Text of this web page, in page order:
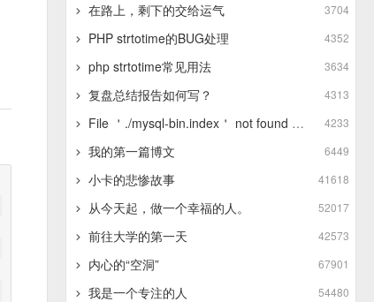
3704
在路上，剩下的交给运气
4352
PHP strtotime的BUG处理
3634
php strtotime常见用法
4313
复盘总结报告如何写？
4233
File ＇./mysql-bin.index＇ not found (Errcode: 13 - Permission denied)
6449
我的第一篇博文
41618
小卡的悲惨故事
52017
从今天起，做一个幸福的人。
42573
前往大学的第一天
67901
内心的“空洞”
54480
我是一个专注的人